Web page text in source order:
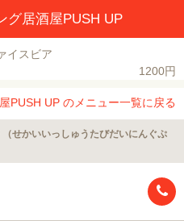
グ居酒屋PUSH UP
イスビア
1200円
PUSH UP のメニュー一覧に戻る
せかいいっしゅうたびだいにんぐぷ